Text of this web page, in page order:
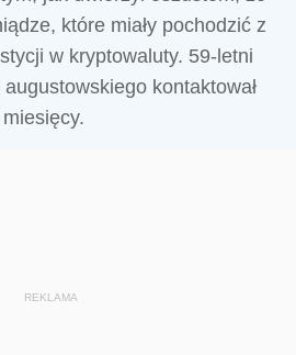
które miały pochodzić z
w kryptowaluty. 59-letni
kontaktował
REKLAMA